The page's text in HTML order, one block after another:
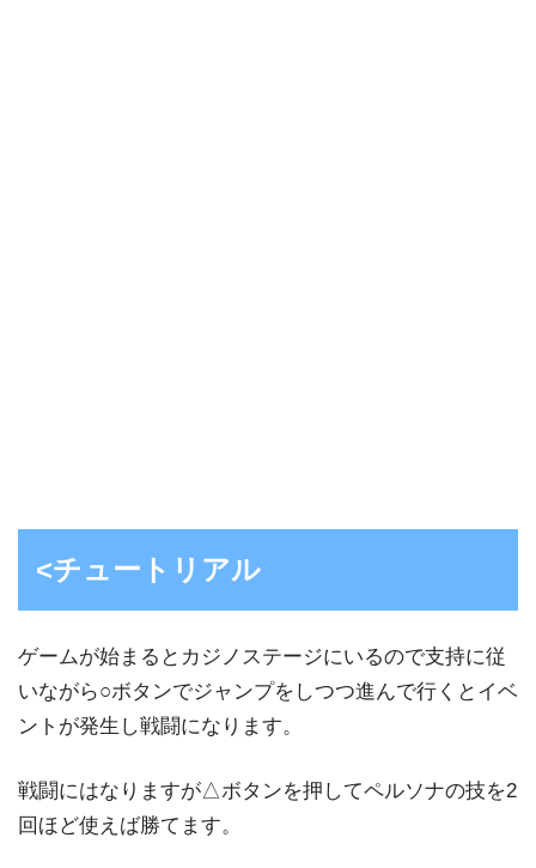
<チュートリアル
ゲームが始まるとカジノステージにいるので支持に従
いながら○ボタンでジャンプをしつつ進んで行くとイベ
ントが発生し戦闘になります。
戦闘にはなりますが△ボタンを押してペルソナの技を2
回ほど使えば勝てます。